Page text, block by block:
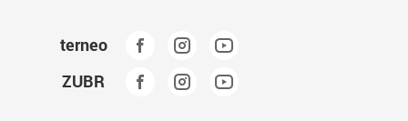
terneo
ZUBR